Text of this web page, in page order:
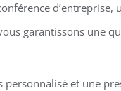
garantissons une
personnalisé et une